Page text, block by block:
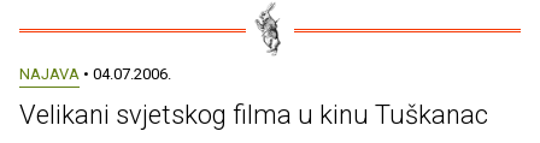
NAJAVA • 04.07.2006.
Velikani svjetskog filma u kinu Tuškanac